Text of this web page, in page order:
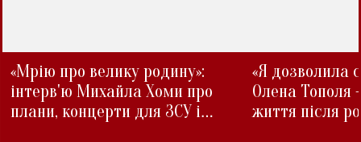
«Мрію про велику родину»:
інтерв'ю Михайла Хоми про
плани, концерти для ЗСУ і
«Я дозволила
Олена Тополя
життя після